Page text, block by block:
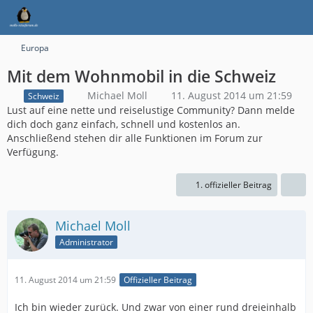
Europa
Mit dem Wohnmobil in die Schweiz
Schweiz Michael Moll
11. August 2014 um 21:59
Lust auf eine nette und reiselustige Community? Dann melde
dich doch ganz einfach, schnell und kostenlos an.
Anschließend stehen dir alle Funktionen im Forum zur
Verfügung.
1. offizieller Beitrag
Michael Moll
Administrator
11. August 2014 um 21:59 Offizieller Beitrag
Ich bin wieder zurück. Und zwar von einer rund dreieinhalb